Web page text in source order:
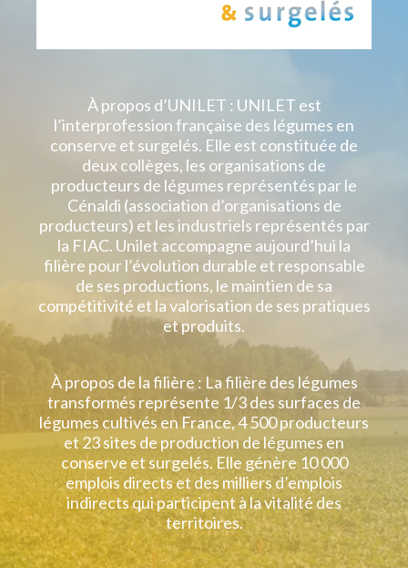
À propos d’UNILET : UNILET est
l’interprofession française des légumes en
conserve et surgelés. Elle est constituée de
deux collèges, les organisations de
producteurs de légumes représentés par le
Cénaldi (association d’organisations de
producteurs) et les industriels représentés par
la FIAC. Unilet accompagne aujourd’hui la
filière pour l’évolution durable et responsable
de ses productions, le maintien de sa
compétitivité et la valorisation de ses pratiques
et produits.
À propos de la filière : La filière des légumes
transformés représente 1/3 des surfaces de
légumes cultivés en France, 4 500 producteurs
et 23 sites de production de légumes en
conserve et surgelés. Elle génère 10 000
emplois directs et des milliers d’emplois
indirects qui participent à la vitalité des
territoires.